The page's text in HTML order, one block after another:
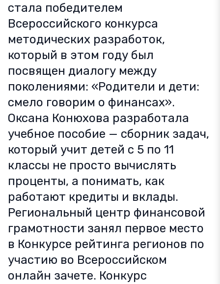
стала победителем
Всероссийского конкурса
методических разработок,
который в этом году был
посвящен диалогу между
поколениями: «Родители и дети:
смело говорим о финансах».
Оксана Конюхова разработала
учебное пособие — сборник задач,
который учит детей с 5 по 11
классы не просто вычислять
проценты, а понимать, как
работают кредиты и вклады.
Региональный центр финансовой
грамотности занял первое место
в Конкурсе рейтинга регионов по
участию во Всероссийском
онлайн зачете. Конкурс